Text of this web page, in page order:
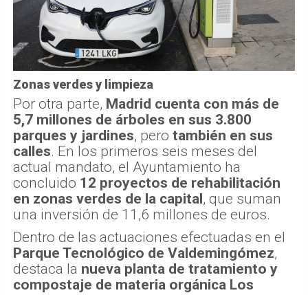
Zonas verdes y limpieza
Por otra parte, Madrid cuenta con más de
5,7 millones de árboles en sus 3.800
parques y jardines, pero también en sus
calles. En los primeros seis meses del
actual mandato, el Ayuntamiento ha
concluido 12 proyectos de rehabilitación
en zonas verdes de la capital, que suman
una inversión de 11,6 millones de euros.
Dentro de las actuaciones efectuadas en el
Parque Tecnológico de Valdemingómez,
destaca la nueva planta de tratamiento y
compostaje de materia orgánica Los